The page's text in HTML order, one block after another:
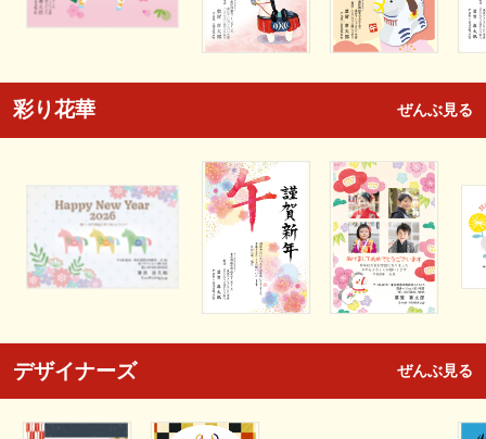
彩り花華 ぜんぶ見る
デザイナーズ ぜんぶ見る